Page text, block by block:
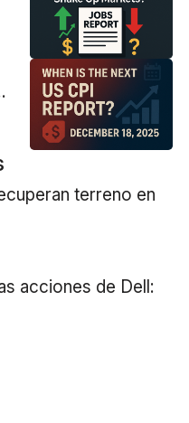
terreno en
acciones de Dell: